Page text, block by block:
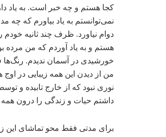
کجا هستم و چه خبر است. به یاد
نمی‌توانستم به یاد بیاورم که چه
دوام نیاورد. ظرف چند ثانیه خودم
هستم و به یاد آوردم که من مرده
خورشیدی در آسمان ندیدم. رنگ‌ها
من از دیدن این همه زیبایی در
نوری نبود که از خارج تابیده و
داشتم حیات و زندگی را درون
برای مدتی فقط محو تماشای این